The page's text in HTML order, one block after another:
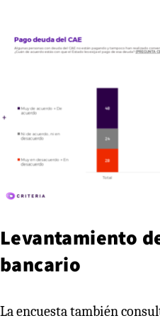
Levantamiento
bancario
La encuesta también